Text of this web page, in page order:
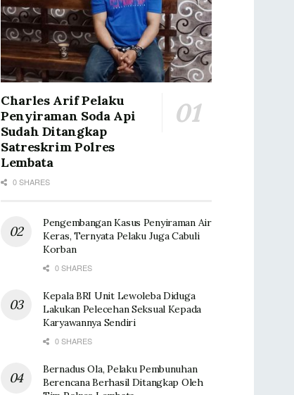
Charles Arif Pelaku
Penyiraman Soda Api
Sudah Ditangkap
Satreskrim Polres
Lembata
0 SHARES
Pengembangan Kasus Penyiraman Air
Keras, Ternyata Pelaku Juga Cabuli
Korban
0 SHARES
Kepala BRI Unit Lewoleba Diduga
Lakukan Pelecehan Seksual Kepada
Karyawannya Sendiri
0 SHARES
Bernadus Ola, Pelaku Pembunuhan
Berencana Berhasil Ditangkap Oleh